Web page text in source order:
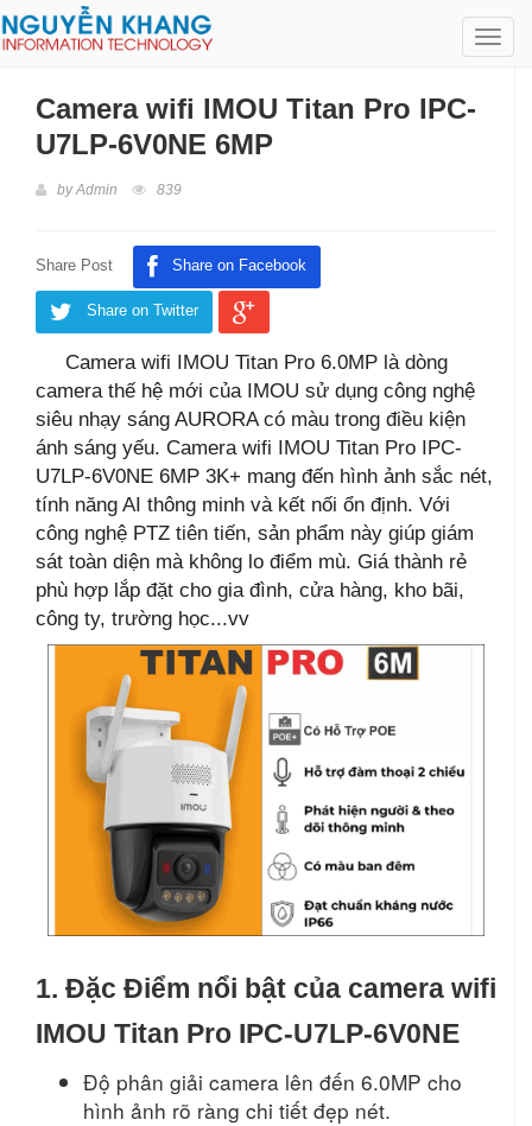
Camera wifi IMOU Titan Pro IPC-
U7LP-6V0NE 6MP
byAdmin 839
Share Post Share on Facebook
Share on Twitter
Camera wifi IMOU Titan Pro 6.0MP là dòng
camera thế hệ mới của IMOU sử dụng công nghệ
siêu nhạy sáng AURORA có màu trong điều kiện
ánh sáng yếu. Camera wifi IMOU Titan Pro IPC-
U7LP-6V0NE 6MP 3K+ mang đến hình ảnh sắc nét,
tính năng AI thông minh và kết nối ổn định. Với
công nghệ PTZ tiên tiến, sản phẩm này giúp giám
sát toàn diện mà không lo điểm mù. Giá thành rẻ
phù hợp lắp đặt cho gia đình, cửa hàng, kho bãi,
công ty, trường học...vv
1. Đặc Điểm nổi bật của camera wifi
IMOU Titan Pro IPC-U7LP-6V0NE
Độ phân giải camera lên đến 6.0MP cho
hình ảnh rõ ràng chi tiết đẹp nét.